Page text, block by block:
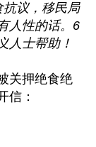
抗议，移民局
人性的话。6
人士帮助！
关押绝食绝
信：